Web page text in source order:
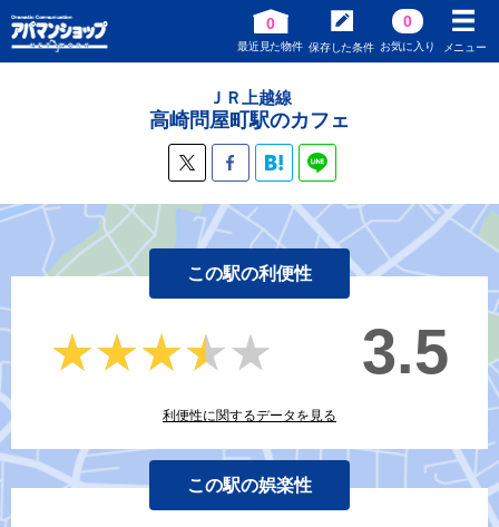
0
最近見た物件 保存した条件
0
お気に入り メニュー
ＪＲ上越線
高崎問屋町駅のカフェ
この駅の利便性
★★★★★
★★★★★ 3.5
利便性に関するデータを見る
この駅の娯楽性